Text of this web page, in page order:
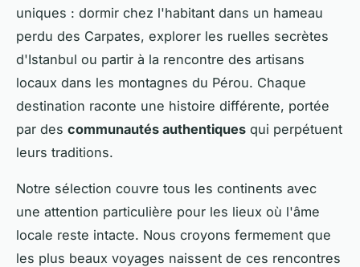
uniques : dormir chez l'habitant dans un hameau
perdu des Carpates, explorer les ruelles secrètes
d'Istanbul ou partir à la rencontre des artisans
locaux dans les montagnes du Pérou. Chaque
destination raconte une histoire différente, portée
par des communautés authentiques qui perpétuent
leurs traditions.
Notre sélection couvre tous les continents avec
une attention particulière pour les lieux où l'âme
locale reste intacte. Nous croyons fermement que
les plus beaux voyages naissent de ces rencontres